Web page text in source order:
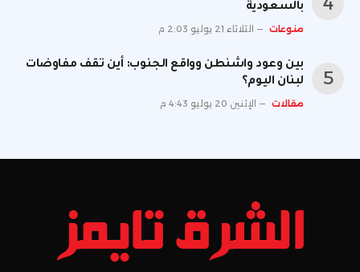
بالسعودية
منوعات الثلاثاء 21 يوليو 2:03 م
بين وعود واشنطن وواقع الجنوب: أين تقف مفاوضات
لبنان اليوم؟
مقالات الإثنين 20 يوليو 4:43 م